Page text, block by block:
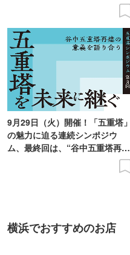
9月29日（火）開催！「五重塔」
の魅力に迫る連続シンポジウ
ム、最終回は、“谷中五重塔再建
横浜でおすすめのお店